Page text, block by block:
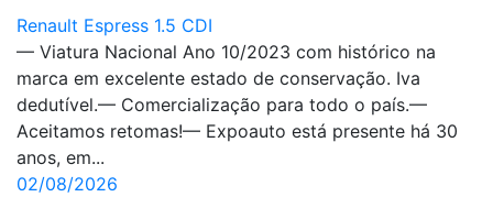
Renault Espress 1.5 CDI
— Viatura Nacional Ano 10/2023 com histórico na
marca em excelente estado de conservação. Iva
dedutível.— Comercialização para todo o país.—
Aceitamos retomas!— Expoauto está presente há 30
anos, em...
02/08/2026